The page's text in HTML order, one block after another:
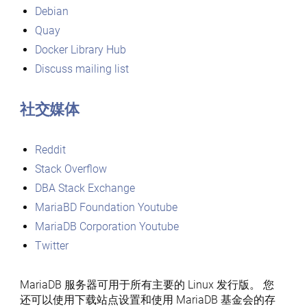
Debian
Quay
Docker Library Hub
Discuss mailing list
社交媒体
Reddit
Stack Overflow
DBA Stack Exchange
MariaBD Foundation Youtube
MariaDB Corporation Youtube
Twitter
MariaDB 服务器可用于所有主要的 Linux 发行版。 您
还可以使用下载站点设置和使用 MariaDB 基金会的存